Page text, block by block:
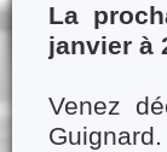
La
janvier à
Venez
Guignard.